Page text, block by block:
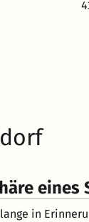
eines
in